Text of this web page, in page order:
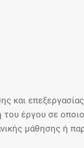
και
έργου σε
μάθησης ή